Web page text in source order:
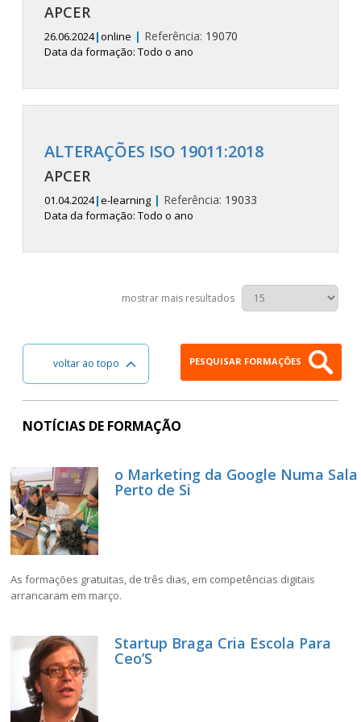
APCER
26.06.2024|online | Referência: 19070
Data da formação: Todo o ano
ALTERAÇÕES ISO 19011:2018
APCER
01.04.2024|e-learning | Referência: 19033
Data da formação: Todo o ano
mostrar mais resultados
voltar ao topo PESQUISAR FORMAÇÕES
NOTÍCIAS DE FORMAÇÃO
o Marketing da Google Numa Sala
Perto de Si
As formações gratuitas, de três dias, em competências digitais
arrancaram em março.
Startup Braga Cria Escola Para
Ceo’S